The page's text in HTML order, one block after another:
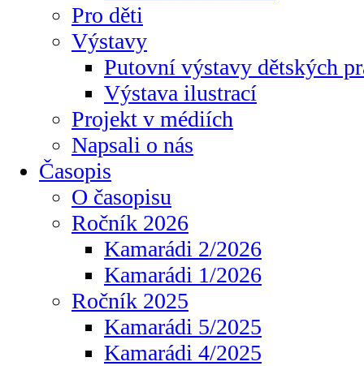
Pro děti
Výstavy
Putovní výstavy dětských
Výstava ilustrací
Projekt v médiích
Napsali o nás
Časopis
O časopisu
Ročník 2026
Kamarádi 2/2026
Kamarádi 1/2026
Ročník 2025
Kamarádi 5/2025
Kamarádi 4/2025